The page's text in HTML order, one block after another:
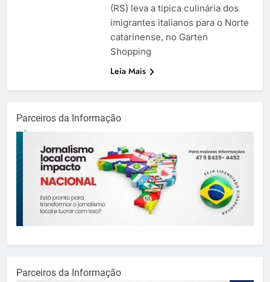
(RS) leva a típica culinária dos
imigrantes italianos para o Norte
catarinense, no Garten
Shopping
Leia Mais
Parceiros da Informação
Parceiros da Informação